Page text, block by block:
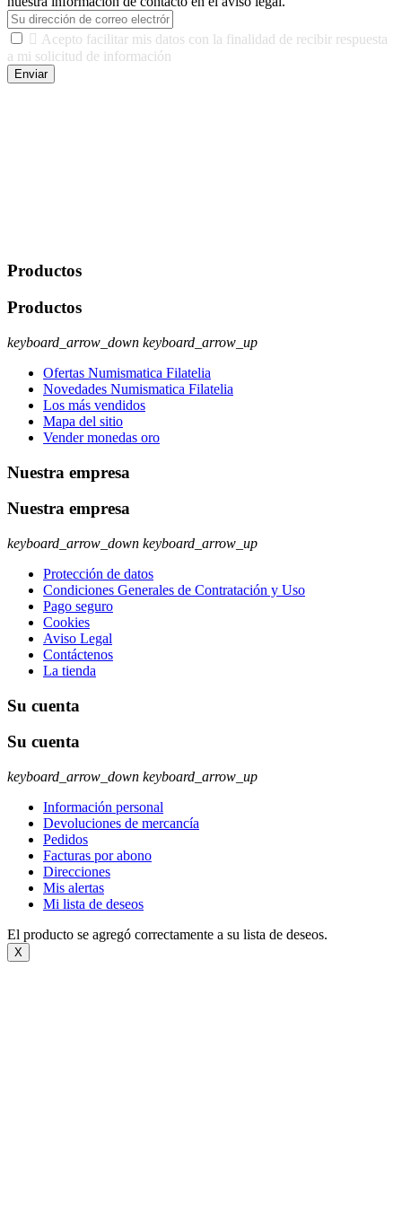
 Acepto facilitar mis datos con la finalidad de recibir respuesta
a mi solicitud de información
Enviar
Productos
Productos
keyboard_arrow_down keyboard_arrow_up
Ofertas Numismatica Filatelia
Novedades Numismatica Filatelia
Los más vendidos
Mapa del sitio
Vender monedas oro
Nuestra empresa
Nuestra empresa
keyboard_arrow_down keyboard_arrow_up
Protección de datos
Condiciones Generales de Contratación y Uso
Pago seguro
Cookies
Aviso Legal
Contáctenos
La tienda
Su cuenta
Su cuenta
keyboard_arrow_down keyboard_arrow_up
Información personal
Devoluciones de mercancía
Pedidos
Facturas por abono
Direcciones
Mis alertas
Mi lista de deseos
El producto se agregó correctamente a su lista de deseos.
X